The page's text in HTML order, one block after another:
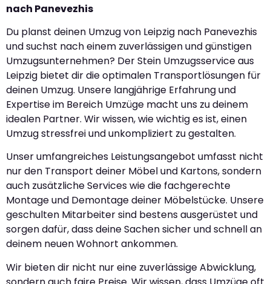
nach Panevezhis
Du planst deinen Umzug von Leipzig nach Panevezhis
und suchst nach einem zuverlässigen und günstigen
Umzugsunternehmen? Der Stein Umzugsservice aus
Leipzig bietet dir die optimalen Transportlösungen für
deinen Umzug. Unsere langjährige Erfahrung und
Expertise im Bereich Umzüge macht uns zu deinem
idealen Partner. Wir wissen, wie wichtig es ist, einen
Umzug stressfrei und unkompliziert zu gestalten.
Unser umfangreiches Leistungsangebot umfasst nicht
nur den Transport deiner Möbel und Kartons, sondern
auch zusätzliche Services wie die fachgerechte
Montage und Demontage deiner Möbelstücke. Unsere
geschulten Mitarbeiter sind bestens ausgerüstet und
sorgen dafür, dass deine Sachen sicher und schnell an
deinem neuen Wohnort ankommen.
Wir bieten dir nicht nur eine zuverlässige Abwicklung,